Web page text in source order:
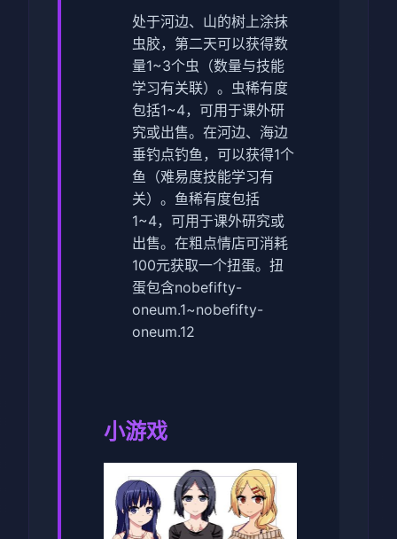
处于河边、山的树上涂抹
虫胶，第二天可以获得数
量1~3个虫（数量与技能
学习有关联）。虫稀有度
包括1~4，可用于课外研
究或出售。 在河边、海边
垂钓点钓鱼，可以获得1个
鱼（难易度技能学习有
关）。鱼稀有度包括
1~4，可用于课外研究或
出售。 在粗点情店可消耗
100元获取一个扭蛋。扭
蛋包含nobefifty-
oneum.1~nobefifty-
oneum.12
小游戏